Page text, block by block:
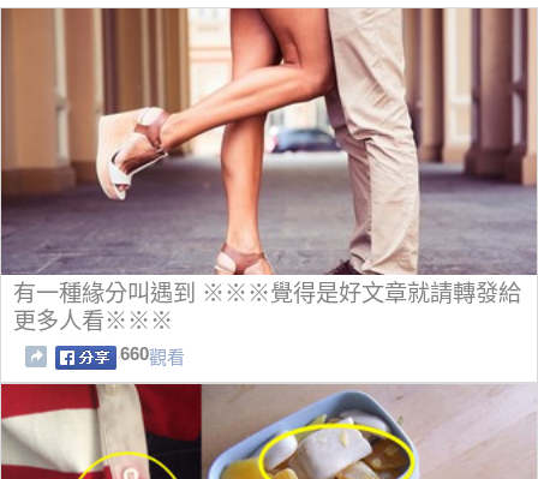
有一種緣分叫遇到 ※※※覺得是好文章就請轉發給
更多人看※※※
660觀看